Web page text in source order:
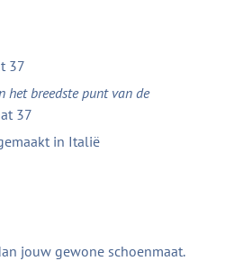
37
het breedste punt van de
37
in Italië
jouw gewone schoenmaat.